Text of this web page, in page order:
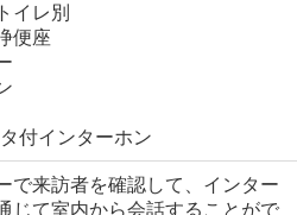
イレ別
便座
付インターホン
で来訪者を確認して、インター
じて室内から会話することがで